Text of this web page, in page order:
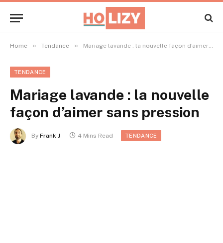
Home » Tendance » Mariage lavande : la nouvelle façon d’aimer sans pression
TENDANCE
Mariage lavande : la nouvelle
façon d’aimer sans pression
By Frank J 4 Mins Read TENDANCE